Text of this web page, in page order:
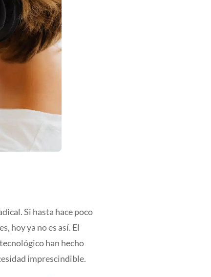
Si hasta hace poco
hoy ya no es así. El
han hecho
imprescindible.